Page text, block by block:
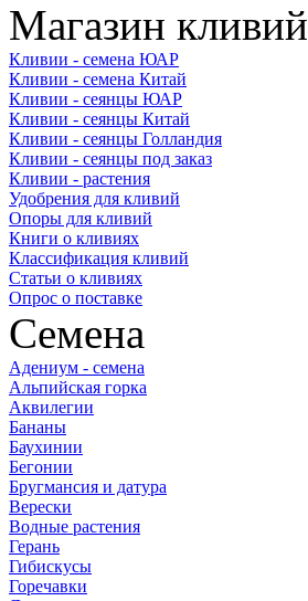
Магазин кливий
Кливии - семена ЮАР
Кливии - семена Китай
Кливии - сеянцы ЮАР
Кливии - сеянцы Китай
Кливии - сеянцы Голландия
Кливии - сеянцы под заказ
Кливии - растения
Удобрения для кливий
Опоры для кливий
Книги о кливиях
Классификация кливий
Статьи о кливиях
Опрос о поставке
Семена
Адениум - семена
Альпийская горка
Аквилегии
Бананы
Баухинии
Бегонии
Бругмансия и датура
Верески
Водные растения
Герань
Гибискусы
Горечавки